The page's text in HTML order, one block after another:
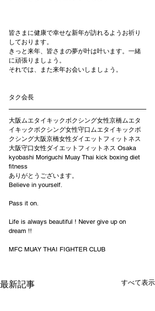
皆さまに健康で幸せな新年が訪れるようお祈り
しております。
きっと来年、皆さまの夢が叶は叶います。一緒
に頑張りましょう。
それでは、また来年お会いしましょう。
タク会長
大阪ムエタイキックボクシング女性京橋ムエタ
イキックボクシング女性守口ムエタイキックボ
クシング大阪京橋女性ダイエットフィットネス
大阪守口女性ダイエットフィットネス Osaka
kyobashi Moriguchi Muay Thai kick boxing diet
fitness
ありがとうございます。
Believe in yourself.
Pass it on.
Life is always beautiful ! Never give up on
dream !!
MFC MUAY THAI FIGHTER CLUB
最新記事 すべて表示